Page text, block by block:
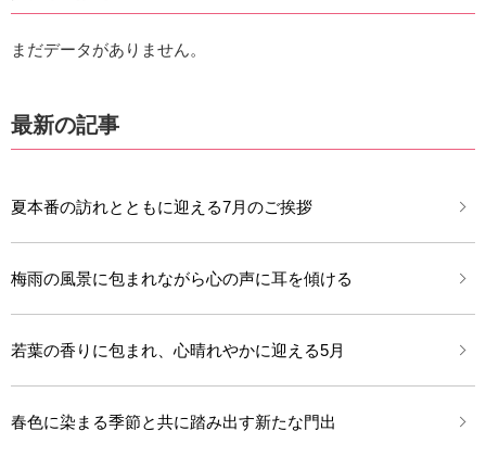
まだデータがありません。
最新の記事
夏本番の訪れとともに迎える7月のご挨拶
梅雨の風景に包まれながら心の声に耳を傾ける
若葉の香りに包まれ、心晴れやかに迎える5月
春色に染まる季節と共に踏み出す新たな門出